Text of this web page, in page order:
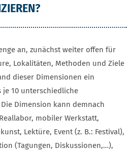
an, zunächst weiter offen für
Lokalitäten, Methoden und Ziele
dieser Dimensionen ein
je 10 unterschiedliche
Dimension kann demnach
mobiler Werkstatt,
Lektüre, Event (z. B.: Festival),
(Tagungen, Diskussionen,…),